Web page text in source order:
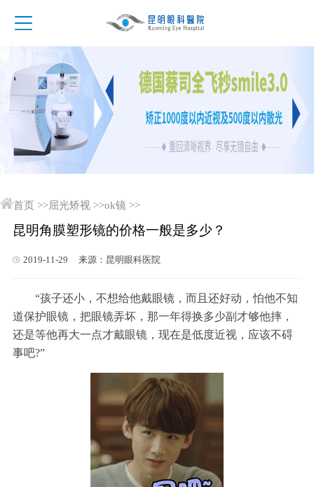
首页 >>屈光矫视 >>ok镜 >>
昆明角膜塑形镜的价格一般是多少？
2019-11-29 来源：昆明眼科医院
“孩子还小，不想给他戴眼镜，而且还好动，怕他不知
道保护眼镜，把眼镜弄坏，那一年得换多少副才够他摔，
还是等他再大一点才戴眼镜，现在是低度近视，应该不碍
事吧?”